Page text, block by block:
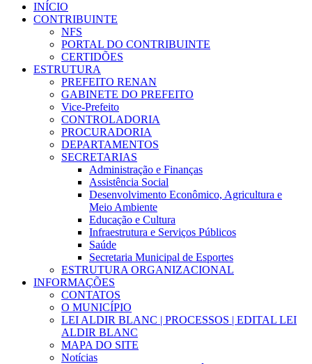
INÍCIO
CONTRIBUINTE
NFS
PORTAL DO CONTRIBUINTE
CERTIDÕES
ESTRUTURA
PREFEITO RENAN
GABINETE DO PREFEITO
Vice-Prefeito
CONTROLADORIA
PROCURADORIA
DEPARTAMENTOS
SECRETARIAS
Administração e Finanças
Assistência Social
Desenvolvimento Econômico, Agricultura e
Meio Ambiente
Educação e Cultura
Infraestrutura e Serviços Públicos
Saúde
Secretaria Municipal de Esportes
ESTRUTURA ORGANIZACIONAL
INFORMAÇÕES
CONTATOS
O MUNICÍPIO
LEI ALDIR BLANC | PROCESSOS | EDITAL LEI
ALDIR BLANC
MAPA DO SITE
Notícias